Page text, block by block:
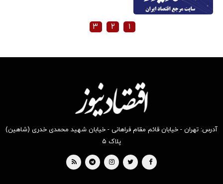
۱ ۲ ۳
آدرس: تهران - خیابان قائم مقام فراهانی - خیابان شهید محمدی خدری (شاهین)
پلاک ۵